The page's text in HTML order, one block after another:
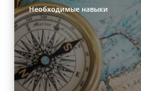
Необходимые навыки